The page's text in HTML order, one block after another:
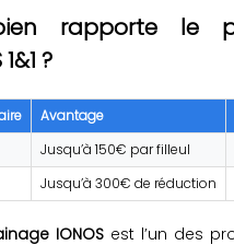
rapporte le
?
Avantage
Jusqu’à 150€ par filleul
Jusqu’à 300€ de réduction
IONOSest l’un des